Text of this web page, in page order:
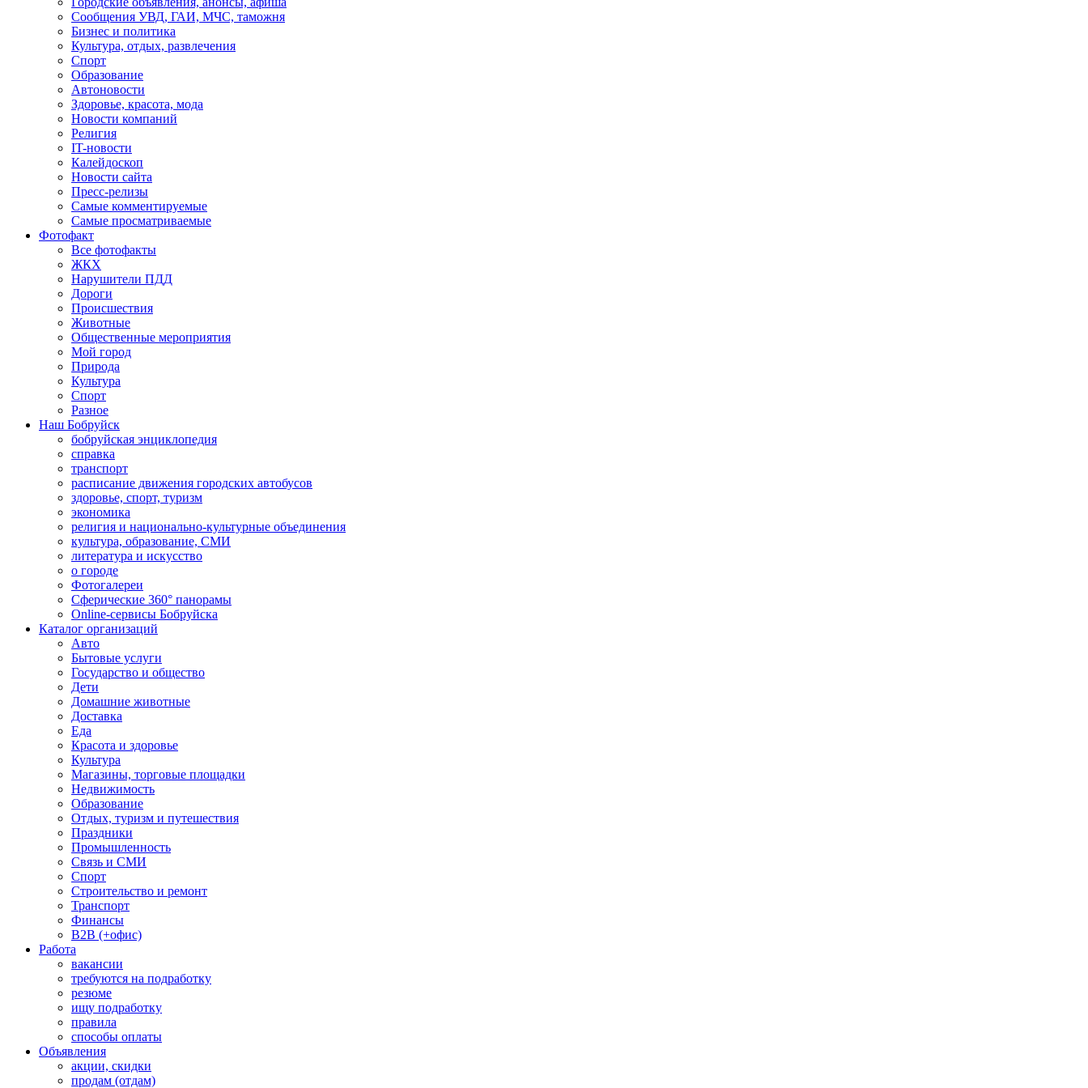
Сообщения УВД, ГАИ, МЧС, таможня
Бизнес и политика
Культура, отдых, развлечения
Спорт
Образование
Автоновости
Здоровье, красота, мода
Новости компаний
Религия
IT-новости
Калейдоскоп
Новости сайта
Пресс-релизы
Самые комментируемые
Самые просматриваемые
Фотофакт
Все фотофакты
ЖКХ
Нарушители ПДД
Дороги
Происшествия
Животные
Общественные мероприятия
Мой город
Природа
Культура
Спорт
Разное
Наш Бобруйск
бобруйская энциклопедия
справка
транспорт
расписание движения городских автобусов
здоровье, спорт, туризм
экономика
религия и национально-культурные объединения
культура, образование, СМИ
литература и искусство
о городе
Фотогалереи
Сферические 360° панорамы
Online-сервисы Бобруйска
Каталог организаций
Авто
Бытовые услуги
Государство и общество
Дети
Домашние животные
Доставка
Еда
Красота и здоровье
Культура
Магазины, торговые площадки
Недвижимость
Образование
Отдых, туризм и путешествия
Праздники
Промышленность
Связь и СМИ
Спорт
Строительство и ремонт
Транспорт
Финансы
B2B (+офис)
Работа
вакансии
требуются на подработку
резюме
ищу подработку
правила
способы оплаты
Объявления
акции, скидки
продам (отдам)